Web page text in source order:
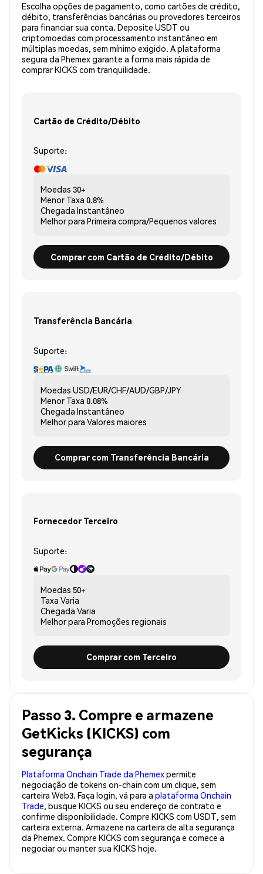
Escolha opções de pagamento, como cartões de crédito,
débito, transferências bancárias ou provedores terceiros
para financiar sua conta. Deposite USDT ou
criptomoedas com processamento instantâneo em
múltiplas moedas, sem mínimo exigido. A plataforma
segura da Phemex garante a forma mais rápida de
comprar KICKS com tranquilidade.
Cartão de Crédito/Débito
Suporte:
Moedas 30+
Menor Taxa 0.8%
Chegada Instantâneo
Melhor para Primeira compra/Pequenos valores
Comprar com Cartão de Crédito/Débito
Transferência Bancária
Suporte:
Moedas USD/EUR/CHF/AUD/GBP/JPY
Menor Taxa 0.08%
Chegada Instantâneo
Melhor para Valores maiores
Comprar com Transferência Bancária
Fornecedor Terceiro
Suporte:
Moedas 50+
Taxa Varia
Chegada Varia
Melhor para Promoções regionais
Comprar com Terceiro
Passo 3. Compre e armazene
GetKicks (KICKS) com
segurança
Plataforma Onchain Trade da Phemexpermite
negociação de tokens on-chain com um clique, sem
carteira Web3. Faça login, vá para a plataforma Onchain
Trade, busque KICKS ou seu endereço de contrato e
confirme disponibilidade. Compre KICKS com USDT, sem
carteira externa. Armazene na carteira de alta segurança
da Phemex. Compre KICKS com segurança e comece a
negociar ou manter sua KICKS hoje.